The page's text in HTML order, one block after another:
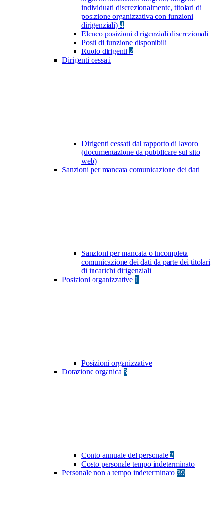
individuati discrezionalmente, titolari di
posizione organizzativa con funzioni
dirigenziali) 4
Elenco posizioni dirigenziali discrezionali
Posti di funzione disponibili
Ruolo dirigenti 2
Dirigenti cessati
Dirigenti cessati dal rapporto di lavoro
(documentazione da pubblicare sul sito
web)
Sanzioni per mancata comunicazione dei dati
Sanzioni per mancata o incompleta
comunicazione dei dati da parte dei titolari
di incarichi dirigenziali
Posizioni organizzative 1
Posizioni organizzative
Dotazione organica 3
Conto annuale del personale 2
Costo personale tempo indeterminato
Personale non a tempo indeterminato 39